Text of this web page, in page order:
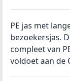
PE jas met
bezoekersjas.
compleet van
voldoet aan de